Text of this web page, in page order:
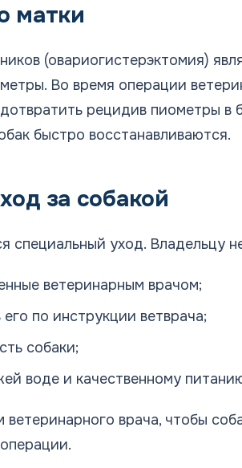
матки
(овариогистерэктомия)
Во время операции
рецидив пиометры
быстро восстанавливаются.
за собакой
специальный уход. Владельцу
ветеринарным врачом;
по инструкции ветврача;
собаки;
воде и качественному
врача, чтобы